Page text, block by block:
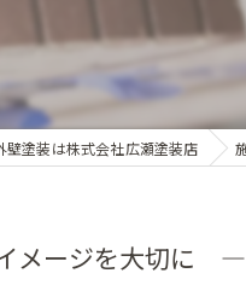
壁塗装は株式会社広瀬塗装店
メージを大切に